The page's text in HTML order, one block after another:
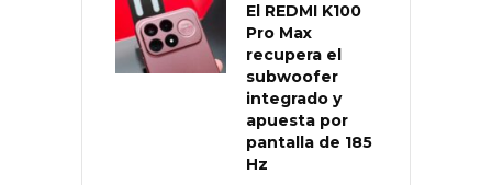
El REDMI K100
Pro Max
recupera el
subwoofer
integrado y
apuesta por
pantalla de 185
Hz